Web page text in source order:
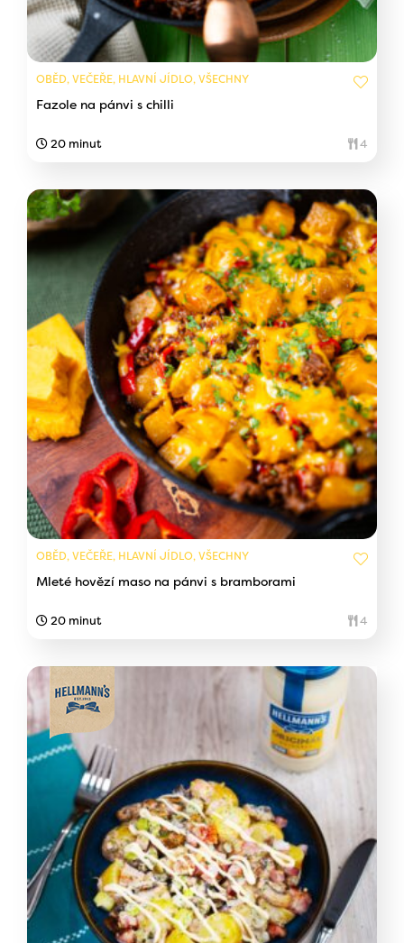
OBĚD, VEČEŘE, HLAVNÍ JÍDLO, VŠECHNY
Fazole na pánvi s chilli
20 minut 4
OBĚD, VEČEŘE, HLAVNÍ JÍDLO, VŠECHNY
Mleté hovězí maso na pánvi s bramborami
20 minut 4